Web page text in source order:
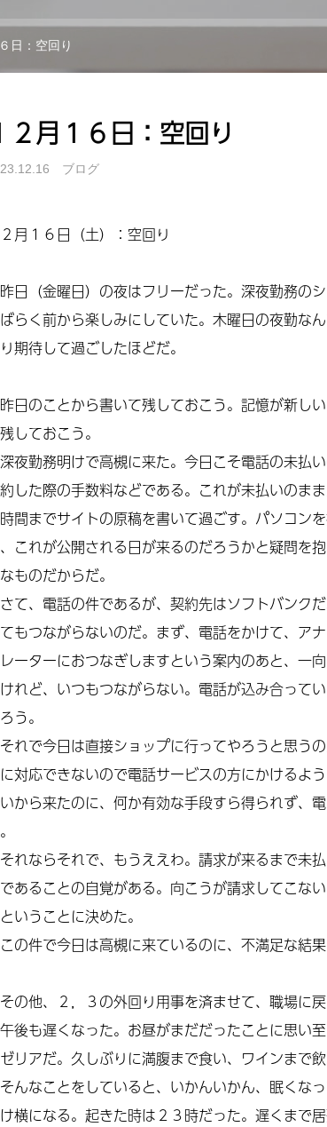
日：空回り
２月１６日：空回り
ブログ
月１６日（土）： 空回り
（金曜日）の夜はフリーだった。深夜勤務の
らく前から楽しみにしていた。木曜日の夜勤な
期待して過ごしたほどだ。
のことから書いて残しておこう。記憶が新し
しておこう。
勤務明けで高槻に来た。今日こそ電話の未払
した際の手数料などである。これが未払いのまま
までサイトの原稿を書いて過ごす。パソコン
これが公開される日が来るのだろうかと疑問を
ものだからだ。
、電話の件であるが、契約先はソフトバンク
もつながらないのだ。まず、電話をかけて、ア
ーターにおつなぎしますという案内のあと、一
れど、いつもつながらない。電話が込み合って
う。
で今日は直接ショップに行ってやろうと思う
対応できないので電話サービスの方にかけるよ
から来たのに、何か有効な手段すら得られず
ならそれで、もうええわ。請求が来るまで未
あることの自覚がある。向こうが請求してこな
いうことに決めた。
件で今日は高槻に来ているのに、不満足な結果
他、２，３の外回り用事を済ませて、職場に戻
も遅くなった。お昼がまだだったことに思い
リアだ。久しぶりに満腹まで食い、ワインまで飲
なことをしていると、いかんいかん、眠くな
横になる。起きた時は２３時だった。遅くまで居